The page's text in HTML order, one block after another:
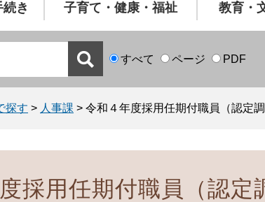
続き 子育て・健康・福祉 教育・
すべて ページ PDF
探す > 人事課 > 令和４年度採用任期付職員（認定
採用任期付職員（認定